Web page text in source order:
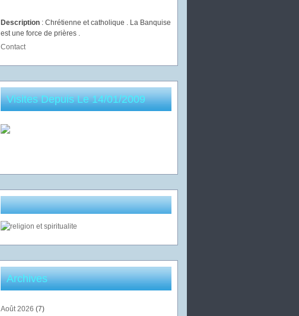
Description : Chrétienne et catholique . La Banquise
est une force de prières .
Contact
Visites Depuis Le 14/01/2009
Archives
Août 2026 (7)